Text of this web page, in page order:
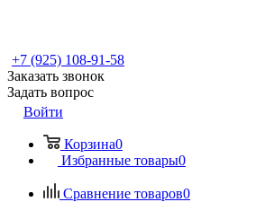
+7 (925) 108-91-58
Заказать звонок
Задать вопрос
Войти
Корзина0
Избранные товары0
Сравнение товаров0